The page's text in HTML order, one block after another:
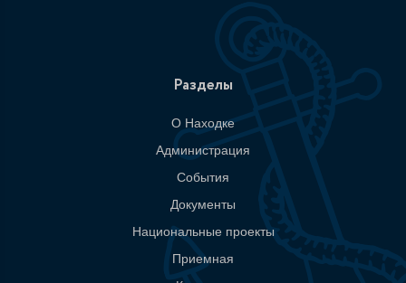
Разделы
О Находке
Администрация
События
Документы
Национальные проекты
Приемная